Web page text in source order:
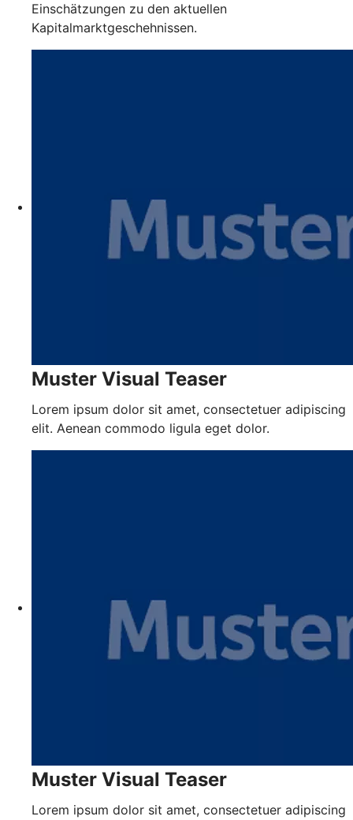
Einschätzungen zu den aktuellen
Kapitalmarktgeschehnissen.
Muster Visual Teaser
Lorem ipsum dolor sit amet, consectetuer adipiscing
elit. Aenean commodo ligula eget dolor.
Muster Visual Teaser
Lorem ipsum dolor sit amet, consectetuer adipiscing